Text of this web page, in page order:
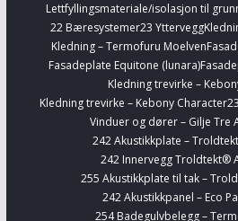
Lettfyllingsmateriale/isolasjon til
22 Bæresystemer23 Yttervegg
Kledning – Termofuru Moelven
Fasadeplate Equitone (lunara)
Kledning trevirke –
Kledning trevirke – Kebony Character
Vinduer og dører – Gilje Tre
242 Akustikkplate –
242 Innervegg Troldtekt®
255 Akustikkplate til tak –
242 Akustikkpanel – Eco
254 Badegulvbelegg –